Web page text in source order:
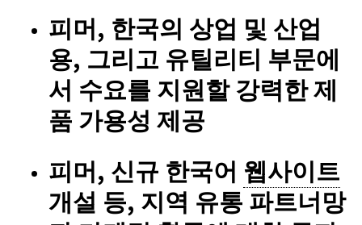
피머, 한국의 상업 및 산업
용, 그리고 유틸리티 부문에
서 수요를 지원할 강력한 제
품 가용성 제공
피머, 신규 한국어 웹사이트
개설 등, 지역 유통 파트너망